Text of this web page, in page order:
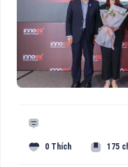
0 Thích 175